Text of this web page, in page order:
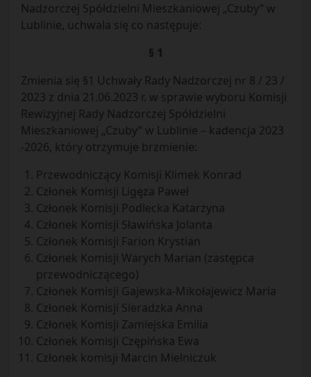
Nadzorczej Spółdzielni Mieszkaniowej „Czuby” w
Lublinie, uchwala się co następuje:
§ 1
Zmienia się §1 Uchwały Rady Nadzorczej nr 8 / 23 /
2023 z dnia 21.06.2023 r. w sprawie wyboru Komisji
Rewizyjnej Rady Nadzorczej Spółdzielni
Mieszkaniowej „Czuby” w Lublinie – kadencja 2023
-2026, który otrzymuje brzmienie:
Przewodniczący Komisji Klimek Konrad
Członek Komisji Ligęza Paweł
Członek Komisji Podlecka Katarzyna
Członek Komisji Sławińska Jolanta
Członek Komisji Farion Krystian
Członek Komisji Warych Marian (zastępca
przewodniczącego)
Członek Komisji Gajewska-Mikołajewicz Maria
Członek Komisji Sieradzka Anna
Członek Komisji Zamiejska Emilia
Członek Komisji Czępińska Ewa
Członek komisji Marcin Mielniczuk